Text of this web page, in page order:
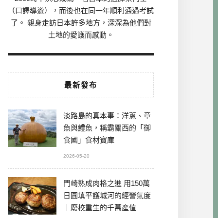
（口譯導遊），而後也在同一年順利通過考試
了。 親身走訪日本許多地方，深深為他們對
土地的愛護而感動。
最新發布
淡路島的真本事：洋蔥、章
魚與鱧魚，稱霸關西的「御
食國」食材寶庫
2026-05-20
門崎熟成肉格之進 用150萬
日圓填平護城河的經營氣度
｜廢校重生的千萬產值